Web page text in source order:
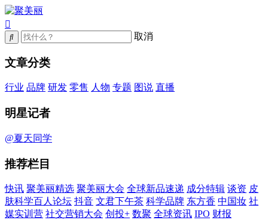
取消
文章分类
行业 品牌 研发 零售 人物 专题 图说 直播
明星记者
@夏天同学
推荐栏目
快讯 聚美丽精选 聚美丽大会 全球新品速递 成分特辑 谈资 皮
肤科学百人论坛 抖音 文君下午茶 科学品牌 东方香 中国妆 社
媒实训营 社交营销大会 创投+ 数聚 全球资讯 IPO 财报